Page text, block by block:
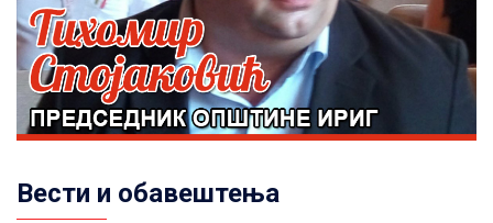
Вести и обавештења